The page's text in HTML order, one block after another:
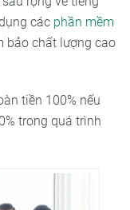
các phần mềm
bảo chất lượng cao
tiền 100% nếu
trong quá trình